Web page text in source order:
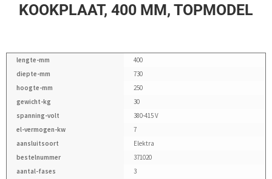
KOOKPLAAT, 400 MM, TOPMODEL
lengte-mm
400
diepte-mm
730
hoogte-mm
250
gewicht-kg
30
spanning-volt
380-415 V
el-vermogen-kw
7
aansluitsoort
Elektra
bestelnummer
371020
aantal-fases
3